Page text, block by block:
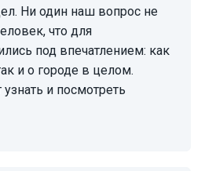
Ни один наш вопрос не
что для
под впечатлением: как
и о городе в целом.
и посмотреть